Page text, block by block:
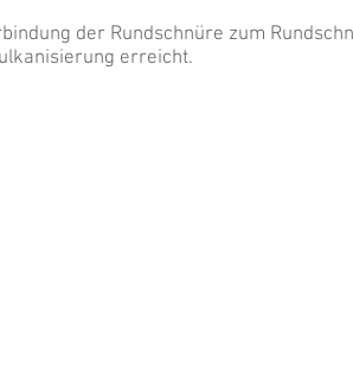
der Rundschnüre zum
erreicht.